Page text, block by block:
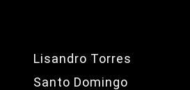
Lisandro Torres
Santo Domingo